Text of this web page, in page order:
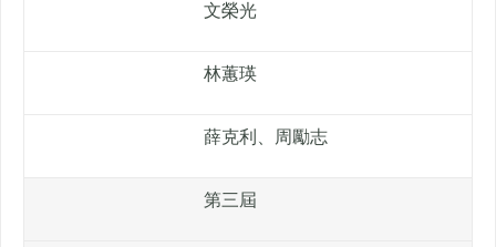
文榮光
林蕙瑛
薛克利、周勵志
第三屆